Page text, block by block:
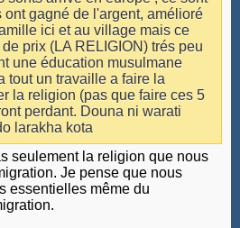
gagné de l'argent, amélioré
ici et au village mais ce
prix (LA RELIGION) trés peu
une éducation musulmane
tout un travaille a faire la
la religion (pas que faire ces 5
perdant. Douna ni warati
larakha kota
seulement la religion que nous
Je pense que nous
essentielles même du